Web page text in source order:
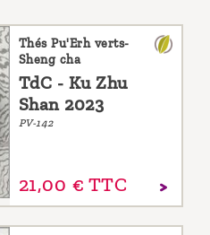
Thés Pu'Erh verts-
Sheng cha
TdC - Ku Zhu
Shan 2023
PV-142
21,00 € TTC